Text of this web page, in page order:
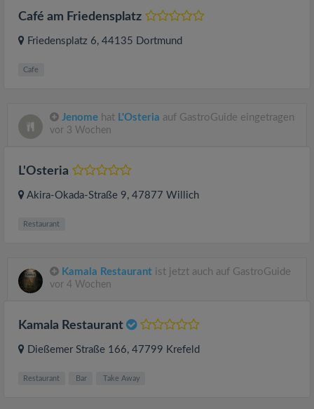
Café am Friedensplatz
Friedensplatz 6, 44135 Dortmund
Cafe
Jenome hat L'Osteria auf GastroGuide eingetragen
vor 3 Wochen
L'Osteria
Akira-Okada-Straße 9, 47877 Willich
Restaurant
Kamala Restaurant ist jetzt auch auf GastroGuide
vor 4 Wochen
Kamala Restaurant
Dießemer Straße 166, 47799 Krefeld
Restaurant Bar Take Away